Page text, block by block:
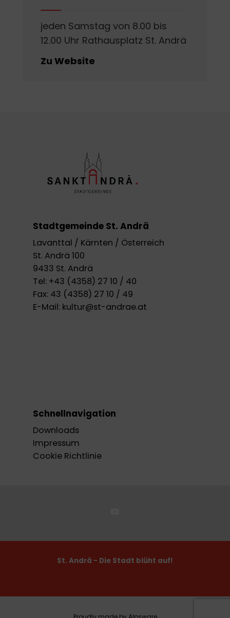
jeden Samstag von 8.00 bis
12.00 Uhr Rathausplatz St. Andrä
Zu Website
Stadtgemeinde St. Andrä
Lavanttal / Kärnten / Österreich
St. Andrä 100
9433 St. Andrä
Tel: +43 (4358) 27 10 / 40
Fax: 43 (4358) 27 10 / 49
E-Mail: kultur@st-andrae.at
Schnellnavigation
Downloads
Impressum
Cookie Richtlinie
St. Andrä - Die Stadt blüht auf!